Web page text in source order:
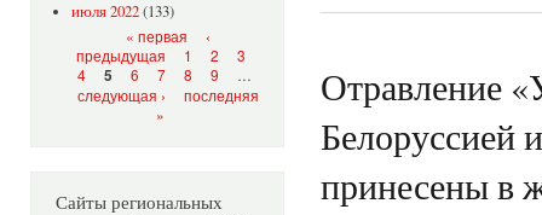
июля 2022(133)
Страницы« первая
‹
предыдущая
1 2
3
4
5 6 7 8 9
…
следующая ›
последняя
»
Сайты региональных
Отравление
Белоруссией
принесены в